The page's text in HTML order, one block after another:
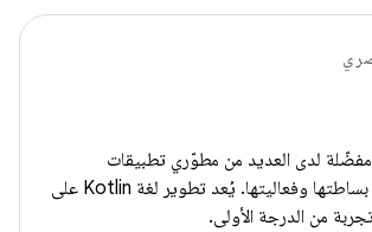
يُعدّ لغة Kotlin مفضّلة لدى العديد من مطوّري تطبيقات
Android بفضل بساطتها وفعاليتها. يُعد تطوير لغة Kotlin على